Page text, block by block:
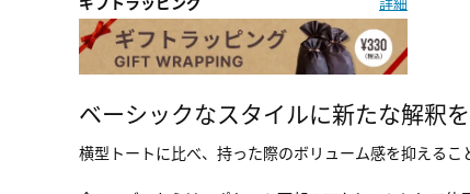
ベーシックなスタイルに新たな解釈
横型トートに比べ、持った際のボリューム感を抑えるこ